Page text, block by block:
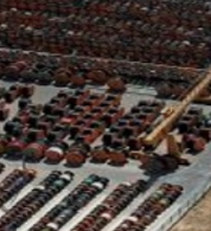
CPR (DOP)
Pessoas & Carreiras
Contactos
Web Global